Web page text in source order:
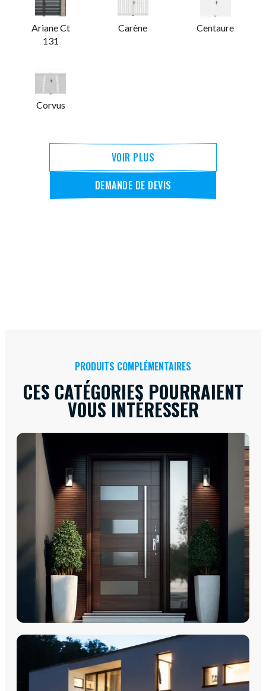
Ariane Ct
131
Carène Centaure
Corvus
VOIR PLUS
DEMANDE DE DEVIS
PRODUITS COMPLÉMENTAIRES
CES CATÉGORIES POURRAIENT
VOUS INTÉRESSER
PORTES D'ENTRÉE
Porte d'entrée - Portes PVC
Portes d'entrée - Acier Monobloc
Porte d'entrée - Aluminium Monobloc 60mm